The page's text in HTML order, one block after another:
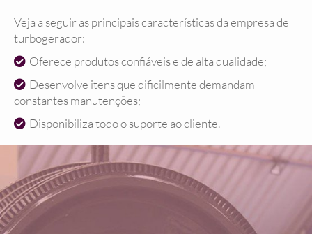
Veja a seguir as principais características da empresa de
turbogerador:
Oferece produtos confiáveis e de alta qualidade;
Desenvolve itens que dificilmente demandam
constantes manutenções;
Disponibiliza todo o suporte ao cliente.